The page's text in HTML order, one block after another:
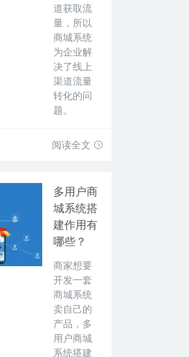
道获取流
量，所以
商城系统
为企业解
决了线上
渠道流量
转化的问
题。
阅读全文
多用户商
城系统搭
建作用有
哪些？
商家想要
开发一套
商城系统
卖自己的
产品，多
用户商城
系统搭建